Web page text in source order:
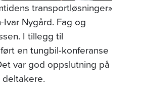
transportløsninger»
Nygård. Fag og
I tillegg til
en tungbil-konferanse
var god oppslutning på